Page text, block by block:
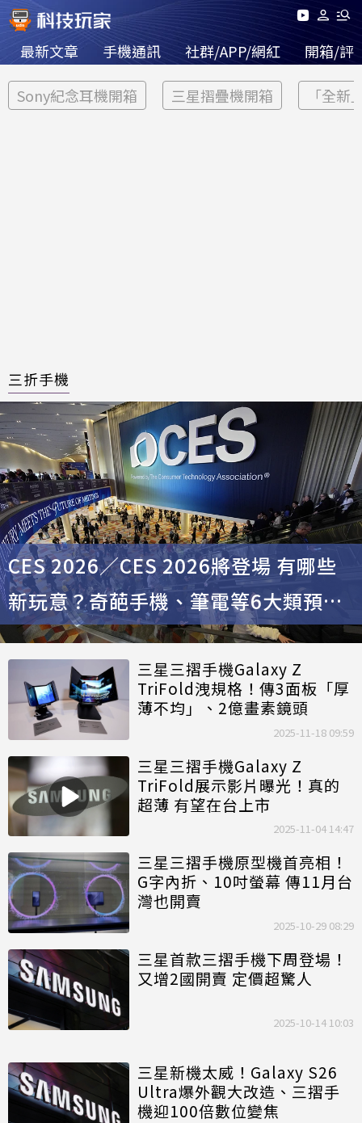
最新文章 手機通訊 社群/APP/網紅 開箱/評
Sony紀念耳機開箱 三星摺疊機開箱 「全新
三折手機
CES 2026／CES 2026將登場 有哪些
新玩意？奇葩手機、筆電等6大類預測
一次看
三星三摺手機Galaxy Z
TriFold洩規格！傳3面板「厚
薄不均」、2億畫素鏡頭
2025-11-18 09:59
三星三摺手機Galaxy Z
TriFold展示影片曝光！真的
超薄 有望在台上市
2025-11-04 14:47
三星三摺手機原型機首亮相！
G字內折、10吋螢幕 傳11月台
灣也開賣
2025-10-29 08:29
三星首款三摺手機下周登場！
又增2國開賣 定價超驚人
2025-10-14 10:03
三星新機太威！Galaxy S26
Ultra爆外觀大改造、三摺手
機迎100倍數位變焦